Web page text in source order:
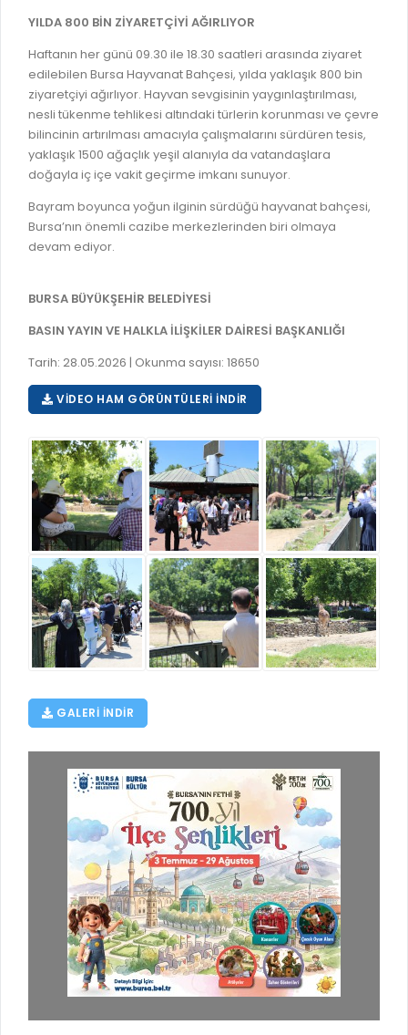
BURSA YAYINLARI
VİZYON & MİSYON
POLİTİKALARIMIZ
ENTEGRE YÖNETIM SISTEMI
KALITE BELGELERIMIZ
KVKK AYDINLATMA METNI
YÖNETMELIKLER / YÖNERGELER
E-DEVLET KAPISI
NÖBETÇİ ECZANELER
HAL FİYATLARI
SANAL TURLAR
KURUMLAR
RUHSATLI HAFRİYAT ALANLARI
MÜHENDİS, MİMAR VE SÜRVEYAN KAYITLARI (İLÇE
MÜHENDİS, MİMAR VE SÜRVEYAN KAYITLARI
VEFAT KAYDI GİRİŞİ (İLÇE BELEDİYELER)
YER SEÇİM BELGESİ, MOBİL VE SAHA DOLABI BAŞVURULARI
TARIMSAL AMAÇLI METEOROLOJİ İSTASYON VERİLERİ
YILDA 800 BİN ZİYARETÇİYİ AĞIRLIYOR
Haftanın her günü 09.30 ile 18.30 saatleri arasında ziyaret
edilebilen Bursa Hayvanat Bahçesi, yılda yaklaşık 800 bin
ziyaretçiyi ağırlıyor. Hayvan sevgisinin yaygınlaştırılması,
nesli tükenme tehlikesi altındaki türlerin korunması ve çevre
bilincinin artırılması amacıyla çalışmalarını sürdüren tesis,
yaklaşık 1500 ağaçlık yeşil alanıyla da vatandaşlara
doğayla iç içe vakit geçirme imkanı sunuyor.
Bayram boyunca yoğun ilginin sürdüğü hayvanat bahçesi,
Bursa’nın önemli cazibe merkezlerinden biri olmaya
devam ediyor.
BURSA BÜYÜKŞEHİR BELEDİYESİ
BASIN YAYIN VE HALKLA İLİŞKİLER DAİRESİ BAŞKANLIĞI
Tarih: 28.05.2026 | Okunma sayısı: 18650
VIDEO HAM GÖRÜNTÜLERI İNDIR
GALERI INDIR